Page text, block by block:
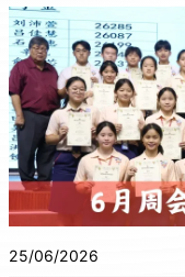
25/06/2026